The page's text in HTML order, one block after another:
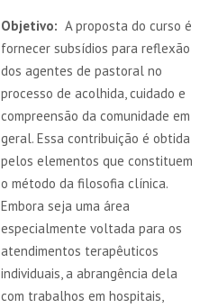
Objetivo: A proposta do curso é
fornecer subsídios para reflexão
dos agentes de pastoral no
processo de acolhida, cuidado e
compreensão da comunidade em
geral. Essa contribuição é obtida
pelos elementos que constituem
o método da filosofia clínica.
Embora seja uma área
especialmente voltada para os
atendimentos terapêuticos
individuais, a abrangência dela
com trabalhos em hospitais,